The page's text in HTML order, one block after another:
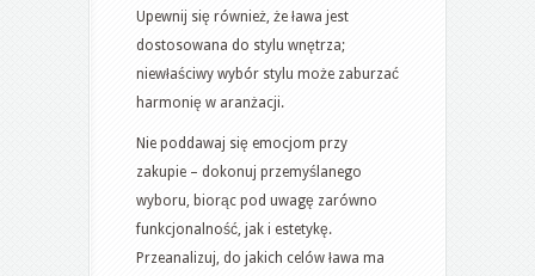
Upewnij się również, że ława jest
dostosowana do stylu wnętrza;
niewłaściwy wybór stylu może zaburzać
harmonię w aranżacji.
Nie poddawaj się emocjom przy
zakupie – dokonuj przemyślanego
wyboru, biorąc pod uwagę zarówno
funkcjonalność, jak i estetykę.
Przeanalizuj, do jakich celów ława ma